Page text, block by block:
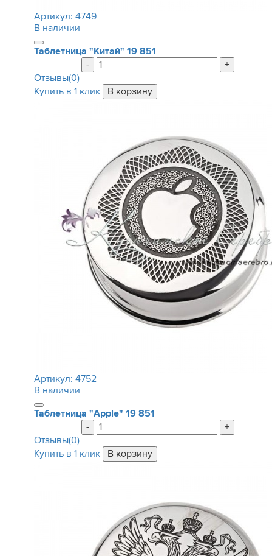
Артикул: 4749
В наличии
Таблетница "Китай" 19 851
-
+
Отзывы(0)
Купить в 1 клик
Артикул: 4752
В наличии
Таблетница "Apple" 19 851
-
+
Отзывы(0)
Купить в 1 клик